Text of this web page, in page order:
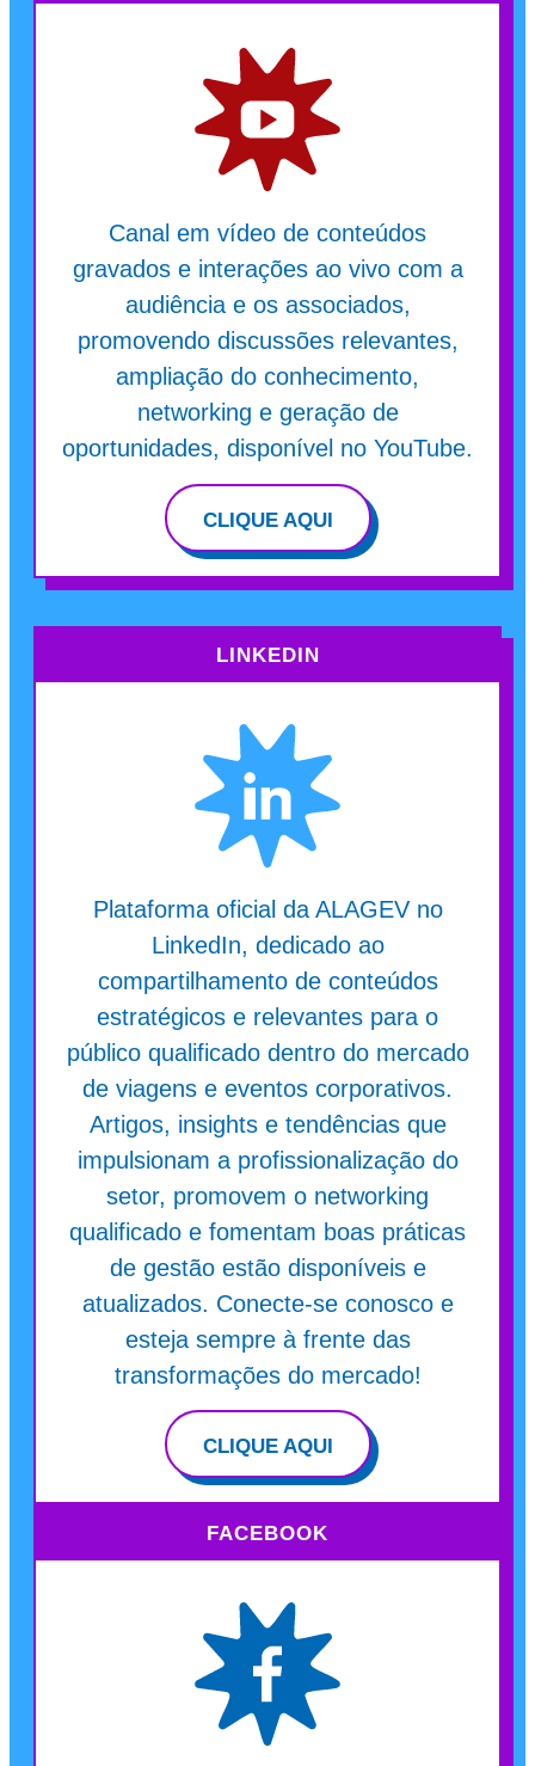
Canal em vídeo de conteúdos
gravados e interações ao vivo com a
audiência e os associados,
promovendo discussões relevantes,
ampliação do conhecimento,
networking e geração de
oportunidades, disponível no YouTube.
CLIQUE AQUI
LINKEDIN
Plataforma oficial da ALAGEV no
LinkedIn, dedicado ao
compartilhamento de conteúdos
estratégicos e relevantes para o
público qualificado dentro do mercado
de viagens e eventos corporativos.
Artigos, insights e tendências que
impulsionam a profissionalização do
setor, promovem o networking
qualificado e fomentam boas práticas
de gestão estão disponíveis e
atualizados. Conecte-se conosco e
esteja sempre à frente das
transformações do mercado!
CLIQUE AQUI
FACEBOOK